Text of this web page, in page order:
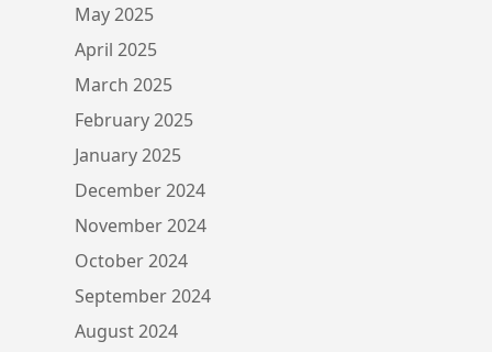
May 2025
April 2025
March 2025
February 2025
January 2025
December 2024
November 2024
October 2024
September 2024
August 2024